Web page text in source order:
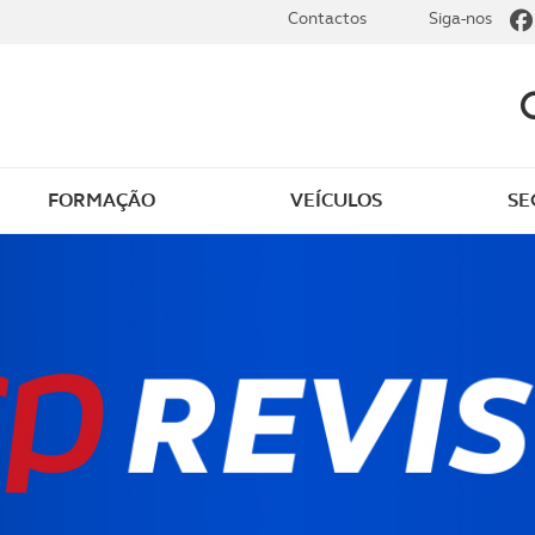
Golfe
Revista ACP Edição
impressa
FORMAÇÃO VEÍCULOS
Contactos Siga-nos